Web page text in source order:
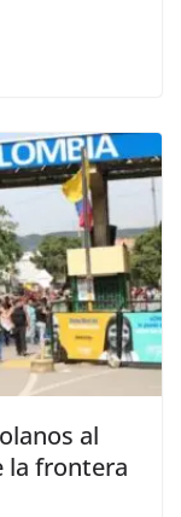
al
la frontera